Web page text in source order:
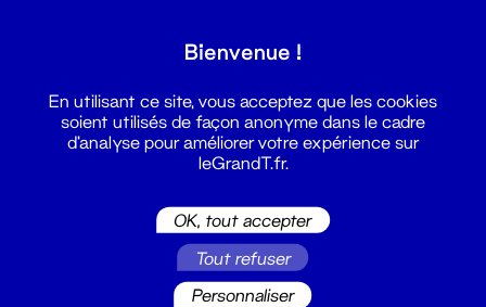
Bienvenue !
En utilisant ce site, vous acceptez que les cookies
soient utilisés de façon anonyme dans le cadre
d'analyse pour améliorer votre expérience sur
leGrandT.fr.
OK, tout accepter
Tout refuser
Personnaliser